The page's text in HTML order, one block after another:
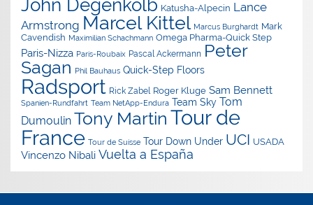
John Degenkolb Katusha-Alpecin Lance
Armstrong Marcel Kittel Marcus Burghardt Mark
Cavendish Maximilian Schachmann Omega Pharma-Quick Step
Paris-Nizza Paris-Roubaix Pascal Ackermann Peter
Sagan Phil Bauhaus Quick-Step Floors
Radsport Rick Zabel Roger Kluge Sam Bennett
Spanien-Rundfahrt Team NetApp-Endura Team Sky Tom
Dumoulin Tony Martin Tour de
France Tour de Suisse Tour Down Under UCI USADA
Vincenzo Nibali Vuelta a España